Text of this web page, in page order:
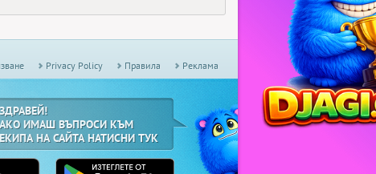
Privacy Policy Правила Реклама
ЗДРАВЕЙ!
АКО ИМАШ ВЪПРОСИ КЪМ
ЕКИПА НА САЙТА НАТИСНИ ТУК